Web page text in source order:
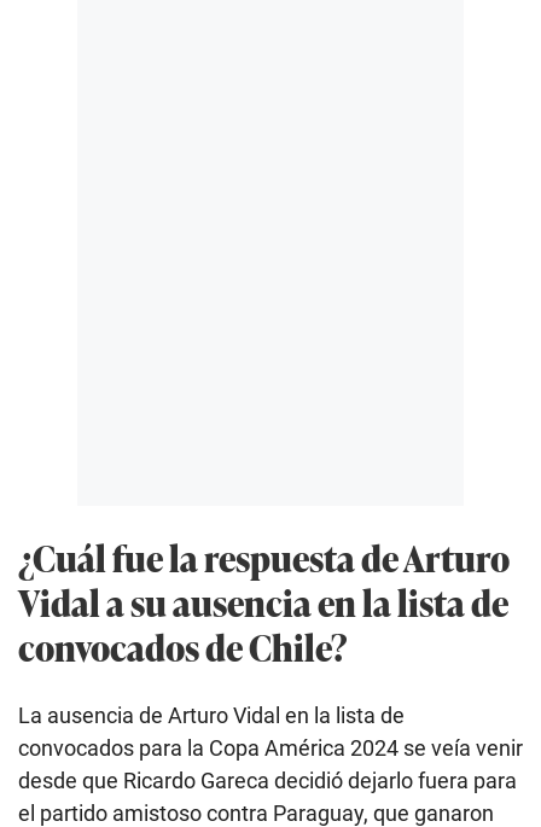
¿Cuál fue la respuesta de Arturo
Vidal a su ausencia en la lista de
convocados de Chile?
La ausencia de Arturo Vidal en la lista de
convocados para la Copa América 2024 se veía venir
desde que Ricardo Gareca decidió dejarlo fuera para
el partido amistoso contra Paraguay, que ganaron